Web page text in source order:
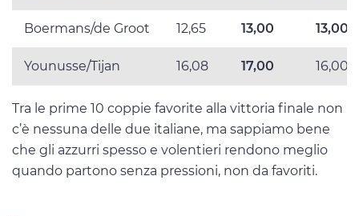
Boermans/de Groot 12,65 13,00 13,00
Younusse/Tijan 16,08 17,00 16,00
Tra le prime 10 coppie favorite alla vittoria finale non
c’è nessuna delle due italiane, ma sappiamo bene
che gli azzurri spesso e volentieri rendono meglio
quando partono senza pressioni, non da favoriti.